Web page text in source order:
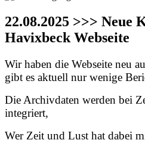
22.08.2025 >>> Neue
Havixbeck Webseite
Wir haben die Webseite neu
gibt es aktuell nur wenige
Die Archivdaten werden bei
integriert,
Wer Zeit und Lust hat dabei